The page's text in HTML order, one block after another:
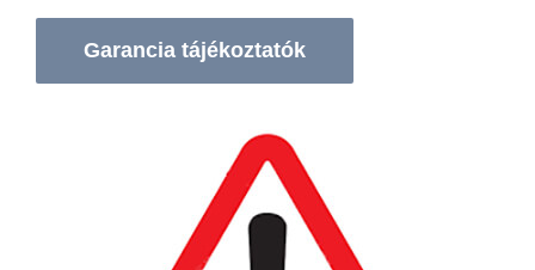
Garancia tájékoztatók